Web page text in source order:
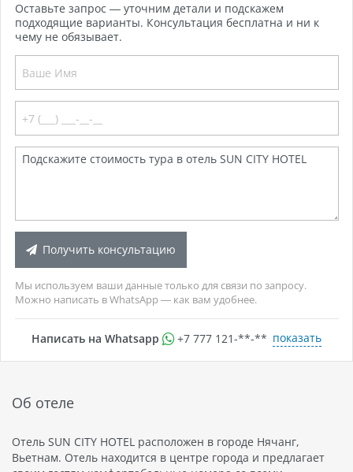
Оставьте запрос — уточним детали и подскажем
подходящие варианты. Консультация бесплатна и ни к
чему не обязывает.
Получить консультацию
Мы используем ваши данные только для связи по запросу.
Можно написать в WhatsApp — как вам удобнее.
Написать на Whatsapp +7 777 121-**-** показать
Об отеле
Отель SUN CITY HOTEL расположен в городе Нячанг,
Вьетнам. Отель находится в центре города и предлагает